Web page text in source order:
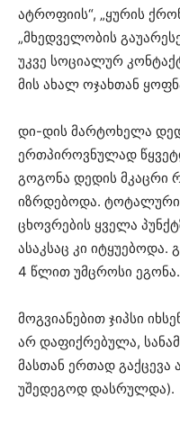
ატროფიის“, „ყურის
„მხედველობის
უკვე სოციალურ
მის ახალ ოჯახთან
დი-დის მარტოხელა
ერთპიროვნულად
გოგონა დედის მკაცრი
იზრდებოდა.
ცხოვრების ყველა
ასაკსაც კი
4 წლით უმცროსი ეგონა.
მოგვიანებით ჯიპსი
არ დაფიქრებულა,
მასთან ერთად გაქცევა
უშედეგოდ დასრულდა).